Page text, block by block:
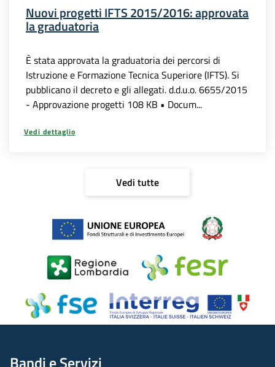
Nuovi progetti IFTS 2015/2016: approvata
la graduatoria
È stata approvata la graduatoria dei percorsi di
Istruzione e Formazione Tecnica Superiore (IFTS). Si
pubblicano il decreto e gli allegati. d.d.u.o. 6655/2015
- Approvazione progetti 108 KB • Docum...
Vedi dettaglio
Vedi tutte
Bandi e Servizi